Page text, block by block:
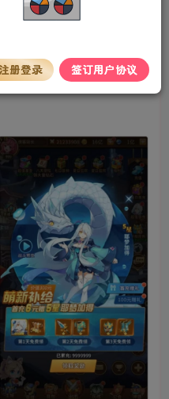
区跨服+GM授权后台+安
册登录 签订用户协议